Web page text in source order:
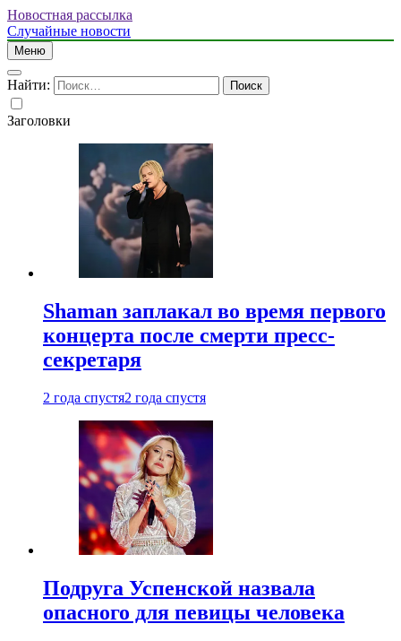
Новостная рассылка
Случайные новости
Меню
Найти:
Заголовки
Shaman заплакал во время первого
концерта после смерти пресс-
секретаря
2 года спустя2 года спустя
Подруга Успенской назвала
опасного для певицы человека